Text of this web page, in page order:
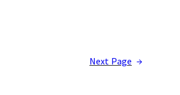
Next Page →